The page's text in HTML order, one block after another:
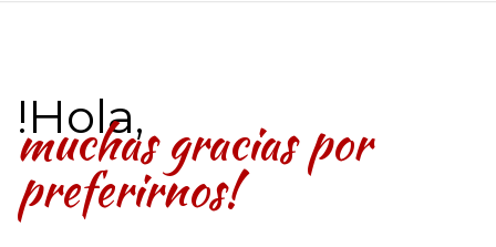
!Hola,
muchas gracias por
preferirnos!